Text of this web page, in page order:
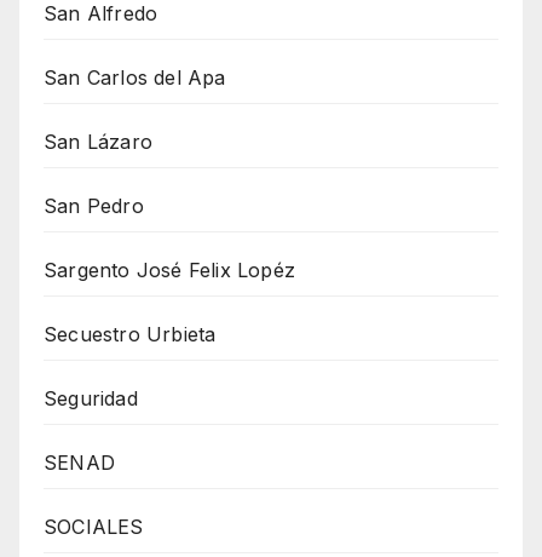
San Alfredo
San Carlos del Apa
San Lázaro
San Pedro
Sargento José Felix Lopéz
Secuestro Urbieta
Seguridad
SENAD
SOCIALES